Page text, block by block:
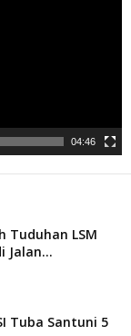
04:46
Tuduhan LSM
Jalan...
Tuba Santuni 5